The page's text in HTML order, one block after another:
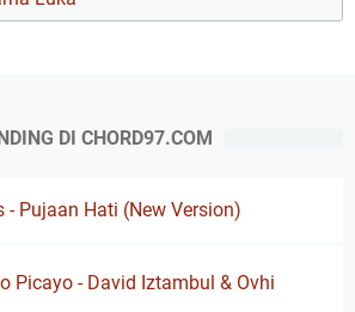
DI CHORD97.COM
- Pujaan Hati (New Version)
Picayo - David Iztambul & Ovhi